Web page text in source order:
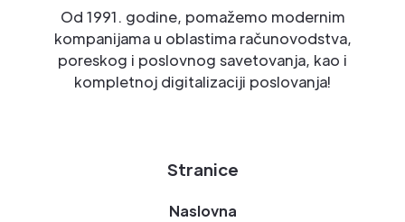
Od 1991. godine, pomažemo modernim
kompanijama u oblastima računovodstva,
poreskog i poslovnog savetovanja, kao i
kompletnoj digitalizaciji poslovanja!
Stranice
Naslovna